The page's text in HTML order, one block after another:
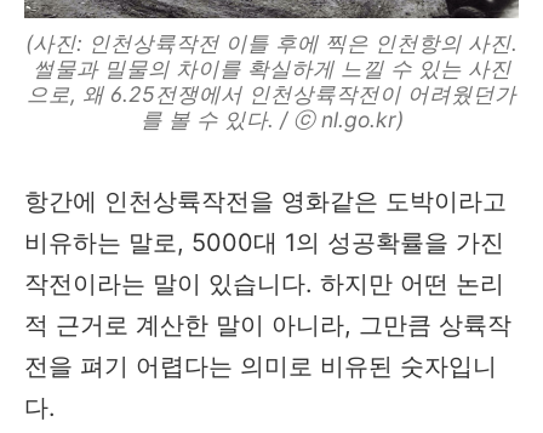
(사진: 인천상륙작전 이틀 후에 찍은 인천항의 사진.
썰물과 밀물의 차이를 확실하게 느낄 수 있는 사진
으로, 왜 6.25전쟁에서 인천상륙작전이 어려웠던가
를 볼 수 있다. / ⓒ nl.go.kr)
항간에 인천상륙작전을 영화같은 도박이라고
비유하는 말로, 5000대 1의 성공확률을 가진
작전이라는 말이 있습니다. 하지만 어떤 논리
적 근거로 계산한 말이 아니라, 그만큼 상륙작
전을 펴기 어렵다는 의미로 비유된 숫자입니
다.